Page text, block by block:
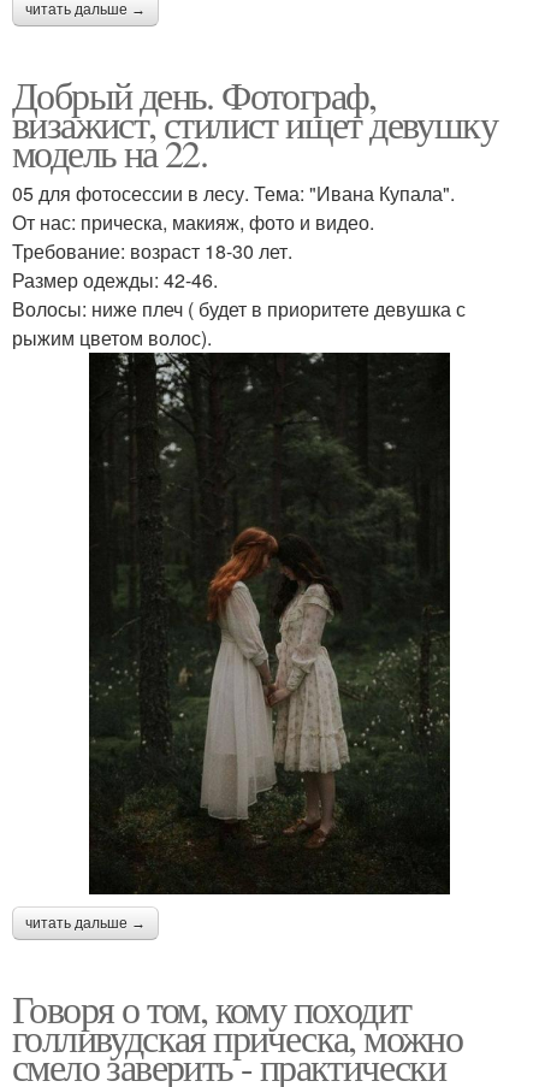
читать дальше →
Добрый день. Фотограф,
визажист, стилист ищет девушку
модель на 22.
05 для фотосессии в лесу. Тема: "Ивана Купала".
От нас: прическа, макияж, фото и видео.
Требование: возраст 18-30 лет.
Размер одежды: 42-46.
Волосы: ниже плеч ( будет в приоритете девушка с
рыжим цветом волос).
читать дальше →
Говоря о том, кому походит
голливудская прическа, можно
смело заверить - практически